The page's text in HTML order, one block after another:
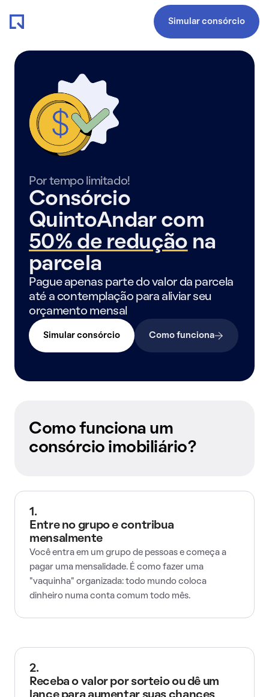
Simular consórcio
Por tempo limitado!
Consórcio
QuintoAndar com
50% de redução na
parcela
Pague apenas parte do valor da parcela
até a contemplação para aliviar seu
orçamento mensal
Simular consórcio Como funciona
Como funciona um
consórcio imobiliário?
1.
Entre no grupo e contribua
mensalmente
Você entra em um grupo de pessoas e começa a
pagar uma mensalidade. É como fazer uma
"vaquinha" organizada: todo mundo coloca
dinheiro numa conta comum todo mês.
2.
Receba o valor por sorteio ou dê um